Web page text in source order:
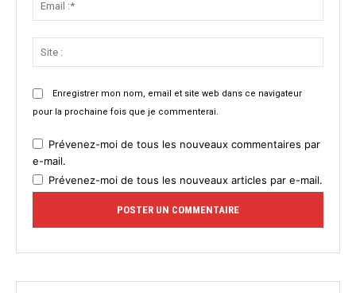
Enregistrer mon nom, email et site web dans ce navigateur
pour la prochaine fois que je commenterai.
Prévenez-moi de tous les nouveaux commentaires par
e-mail.
Prévenez-moi de tous les nouveaux articles par e-mail.